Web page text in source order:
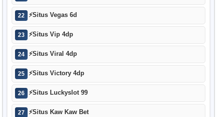
22 ⚡Situs Vegas 6d
23 ⚡Situs Vip 4dp
24 ⚡Situs Viral 4dp
25 ⚡Situs Victory 4dp
26 ⚡Situs Luckyslot 99
27 ⚡Situs Kaw Kaw Bet